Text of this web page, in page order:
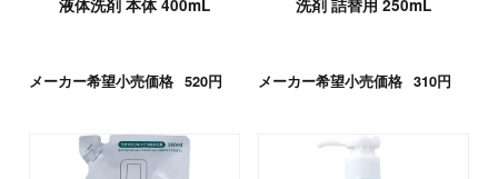
液体洗剤 本体 400mL
メーカー希望小売価格 520円
洗剤 詰替用 250mL
メーカー希望小売価格 310円